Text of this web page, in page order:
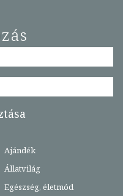
Ajándék
Állatvilág
Egészség, életmód